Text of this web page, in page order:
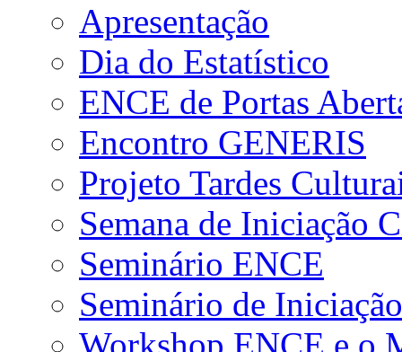
Apresentação
Dia do Estatístico
ENCE de Portas
Encontro GENERIS
Projeto Tardes
Semana de Iniciação
Seminário ENCE
Seminário de
Workshop ENCE e o